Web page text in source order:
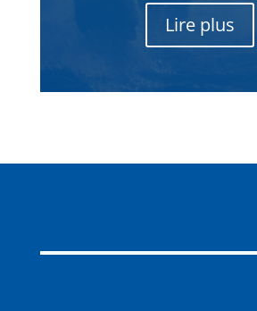
Lire plus